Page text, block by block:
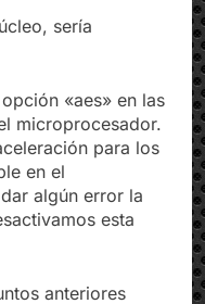
sería
«aes» en las
microprocesador.
para los
en el
algún error la
esta